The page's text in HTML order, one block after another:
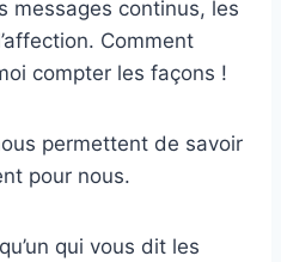
messages continus, les
Comment
compter les façons !
permettent de savoir
pour nous.
qui vous dit les